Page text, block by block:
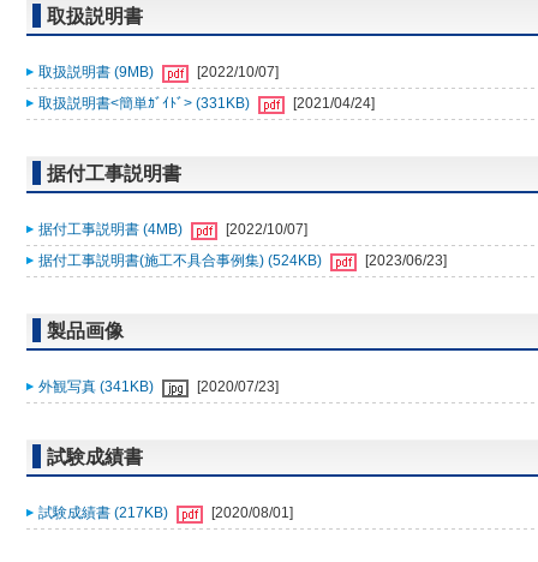
取扱説明書
取扱説明書 (9MB)
[2022/10/07]
取扱説明書<簡単ｶﾞｲﾄﾞ> (331KB)
[2021/04/24]
据付工事説明書
据付工事説明書 (4MB)
[2022/10/07]
据付工事説明書(施工不具合事例集) (524KB)
[2023/06/23]
製品画像
外観写真 (341KB) [2020/07/23]
試験成績書
試験成績書 (217KB) [2020/08/01]